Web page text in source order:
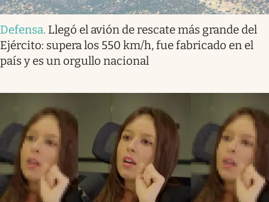
Defensa. Llegó el avión de rescate más grande del
Ejército: supera los 550 km/h, fue fabricado en el
país y es un orgullo nacional